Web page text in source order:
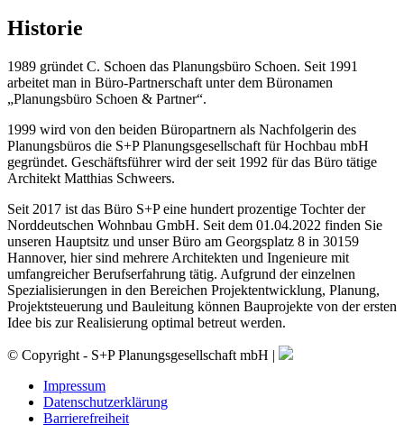
Historie
1989 gründet C. Schoen das Planungsbüro Schoen. Seit 1991
arbeitet man in Büro-Partnerschaft unter dem Büronamen
„Planungsbüro Schoen & Partner“.
1999 wird von den beiden Büropartnern als Nachfolgerin des
Planungsbüros die S+P Planungsgesellschaft für Hochbau mbH
gegründet. Geschäftsführer wird der seit 1992 für das Büro tätige
Architekt Matthias Schweers.
Seit 2017 ist das Büro S+P eine hundert prozentige Tochter der
Norddeutschen Wohnbau GmbH. Seit dem 01.04.2022 finden Sie
unseren Hauptsitz und unser Büro am Georgsplatz 8 in 30159
Hannover, hier sind mehrere Architekten und Ingenieure mit
umfangreicher Berufserfahrung tätig. Aufgrund der einzelnen
Spezialisierungen in den Bereichen Projektentwicklung, Planung,
Projektsteuerung und Bauleitung können Bauprojekte von der ersten
Idee bis zur Realisierung optimal betreut werden.
© Copyright - S+P Planungsgesellschaft mbH |
Impressum
Datenschutzerklärung
Barrierefreiheit